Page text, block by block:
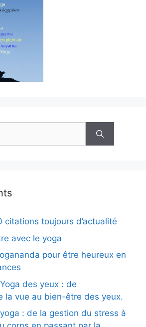
citations toujours d’actualité
avec le yoga
pour être heureux en
des yeux : de
la vue au bien-être des yeux.
: de la gestion du stress à